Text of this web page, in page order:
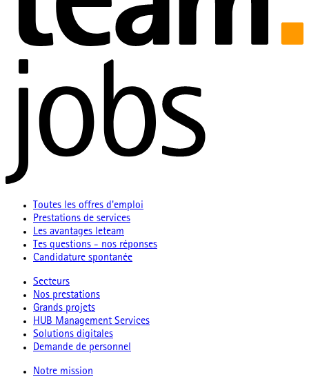
Toutes les offres d'emploi
Prestations de services
Les avantages leteam
Tes questions - nos réponses
Candidature spontanée
Secteurs
Nos prestations
Grands projets
HUB Management Services
Solutions digitales
Demande de personnel
Notre mission